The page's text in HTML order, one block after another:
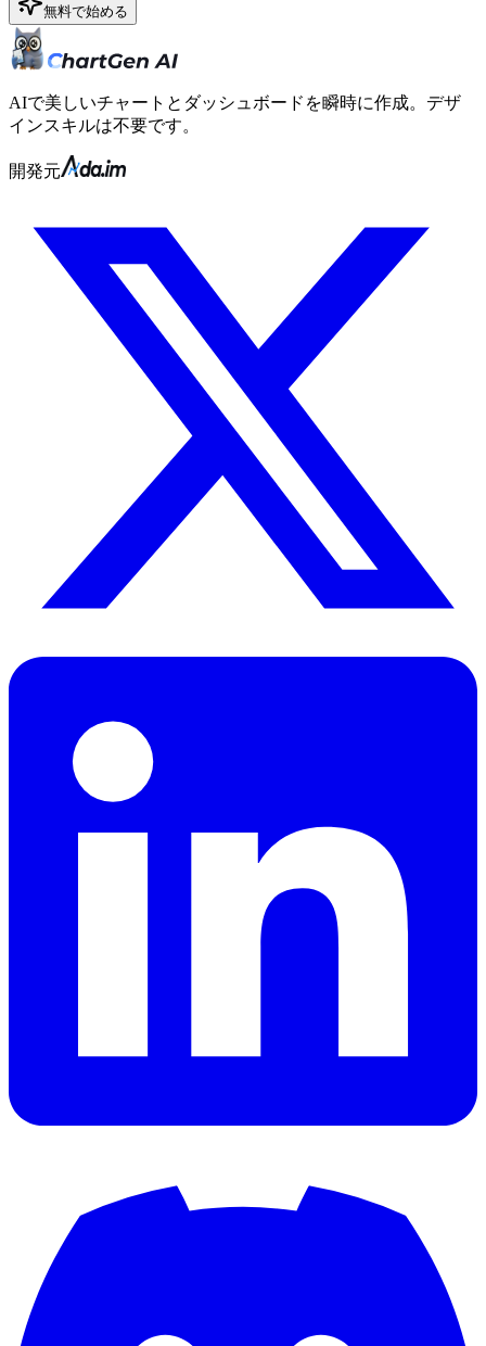
無料で始める
AIで美しいチャートとダッシュボードを瞬時に作成。デザ
インスキルは不要です。
開発元